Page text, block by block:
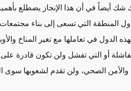
شك أيضاً في أن هذا الإنجاز يضطلع
دول المنطقة التي تسعى إلى بناء
الدول في تعاملها مع تغير المناخ
أو التي تفشل ولن تكون قادرة على
والأمن الصحي، ولن تقدم لشعوبها